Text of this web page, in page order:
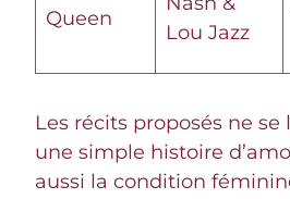
Queen
Lou Jazz
Les récits proposés ne
une simple histoire
aussi la condition